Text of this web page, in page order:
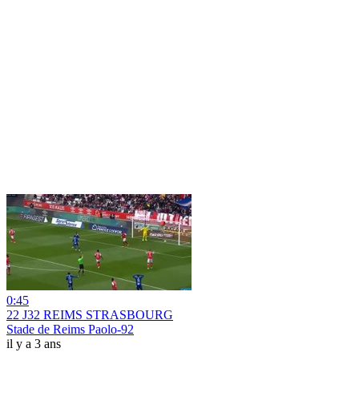
0:45
22 J32 REIMS STRASBOURG
Stade de Reims Paolo-92
il y a 3 ans